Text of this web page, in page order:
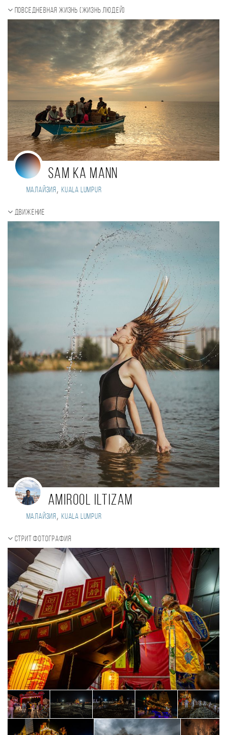
Повседневная жизнь (Жизнь людей)
Sam Ka Mann
Малайзия , Kuala Lumpur
Движение
Amirool Iltizam
Малайзия, Kuala Lumpur
Стрит фотография